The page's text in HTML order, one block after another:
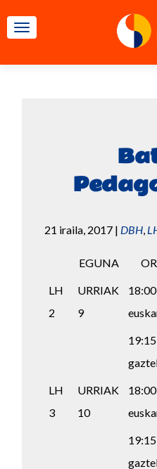
TOGGLE NAVIGATION
21 iraila, 2017 | DBH,
EGUNA
LH
2
URRIAK
9
LH
3
URRIAK
10